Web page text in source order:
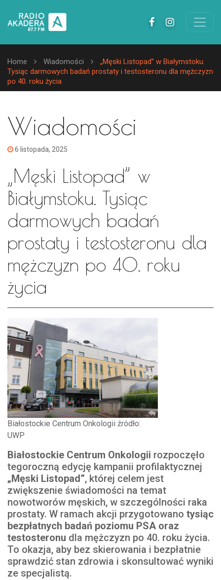
Home Wiadomości
„Męski Listopad” w Białymstoku.
Tysiąc darmowych badań prostaty i testosteronu dla mężczyzn
po 40. roku życia
Wiadomości
6 listopada, 2025
„Męski Listopad” w
Białymstoku. Tysiąc
darmowych badań
prostaty i testosteronu dla
mężczyzn po 40. roku
życia
Białostockie Centrum Onkologii źródło:
UWP
Białostockie Centrum Onkologii rozpoczęło
tegoroczną edycję kampanii profilaktycznej
„Męski Listopad”, której celem jest
zwiększenie świadomości na temat
nowotworów męskich, w szczególności raka
prostaty. W ramach akcji przygotowano tysiąc
bezpłatnych badań poziomu PSA oraz
testosteronu dla mężczyzn po 40. roku życia.
To okazja, aby bez skierowania i bezpłatnie
sprawdzić stan zdrowia i skonsultować wyniki
ze specjalistą.